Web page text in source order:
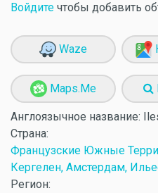
Войдите чтобы добавить
Waze
Maps.Me
Англоязычное название:
Страна:
Французские Южные
Кергелен, Амстердам,
Регион: